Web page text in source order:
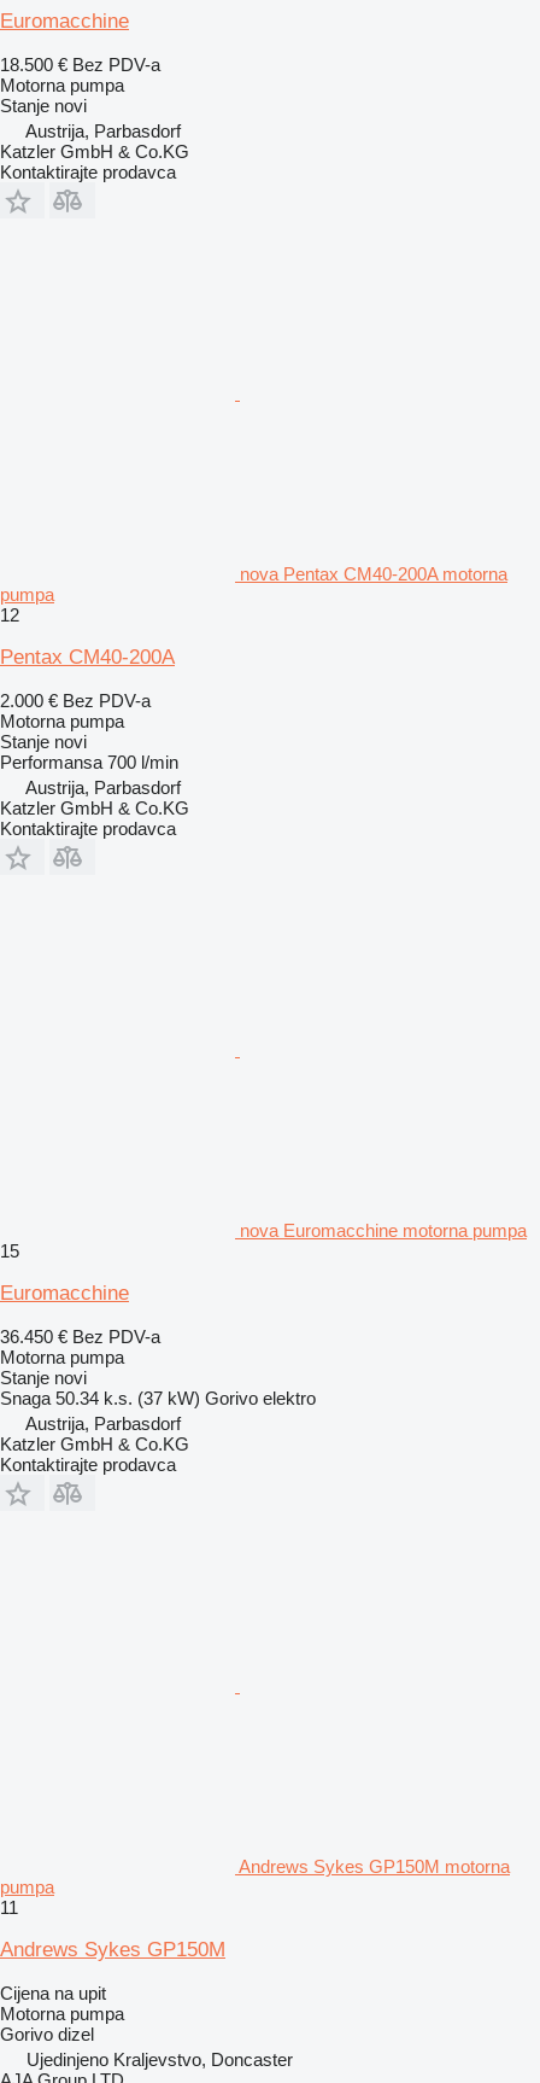
Euromacchine
18.500 € Bez PDV-a
Motorna pumpa
Stanje novi
Austrija, Parbasdorf
Katzler GmbH & Co.KG
Kontaktirajte prodavca
nova Pentax CM40-200A motorna
pumpa
12
Pentax CM40-200A
2.000 € Bez PDV-a
Motorna pumpa
Stanje novi
Performansa 700 l/min
Austrija, Parbasdorf
Katzler GmbH & Co.KG
Kontaktirajte prodavca
nova Euromacchine motorna pumpa
15
Euromacchine
36.450 € Bez PDV-a
Motorna pumpa
Stanje novi
Snaga 50.34 k.s. (37 kW) Gorivo elektro
Austrija, Parbasdorf
Katzler GmbH & Co.KG
Kontaktirajte prodavca
Andrews Sykes GP150M motorna
pumpa
11
Andrews Sykes GP150M
Cijena na upit
Motorna pumpa
Gorivo dizel
Ujedinjeno Kraljevstvo, Doncaster